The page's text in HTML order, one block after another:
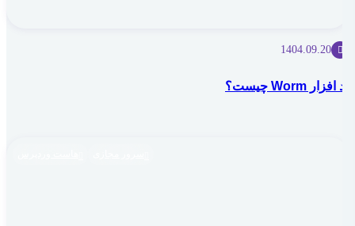
1404.09.20
بد افزار Worm چیست؟